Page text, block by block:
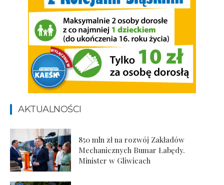
AKTUALNOŚCI
850 mln zł na rozwój Zakładów
Mechanicznych Bumar Łabędy.
Minister w Gliwicach